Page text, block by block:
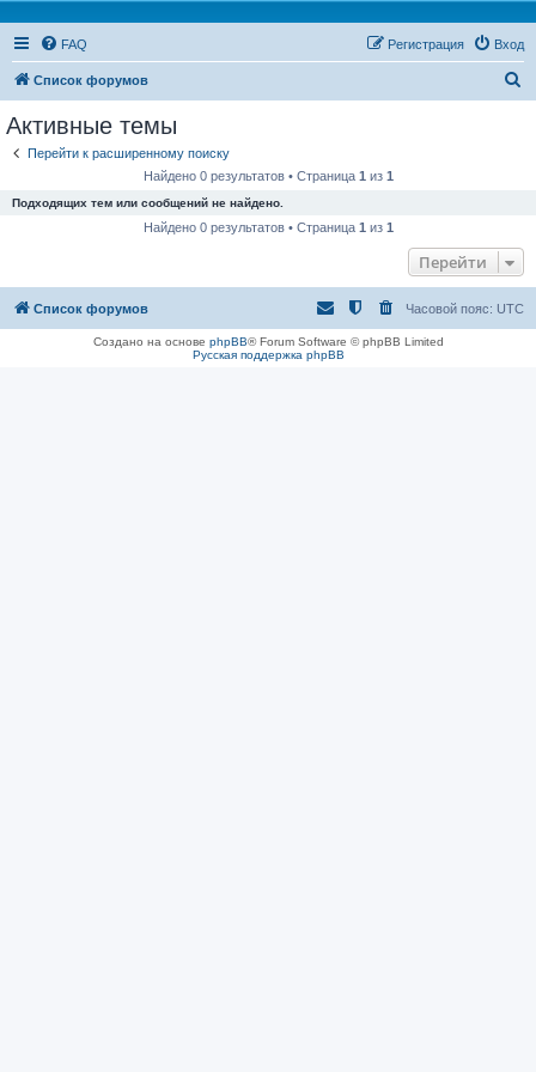
FAQ Вход
Регистрация
Список форумов
Активные темы
Перейти к расширенному поиску
Найдено 0 результатов • Страница 1 из 1
Подходящих тем или сообщений не найдено.
Найдено 0 результатов • Страница 1 из 1
Перейти
Список форумов Часовой пояс: UTC
Создано на основе phpBB® Forum Software © phpBB Limited
Русская поддержка phpBB